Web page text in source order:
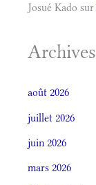
Josué Kado sur
Archives
août 2026
juillet 2026
juin 2026
mars 2026